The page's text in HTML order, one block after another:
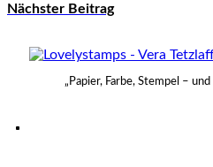
Nächster Beitrag
„Papier, Farbe, Stempel –